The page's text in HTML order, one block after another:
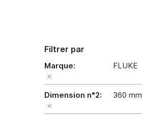
Filtrer par
Marque FLUKE
Dimension n°2 360 mm